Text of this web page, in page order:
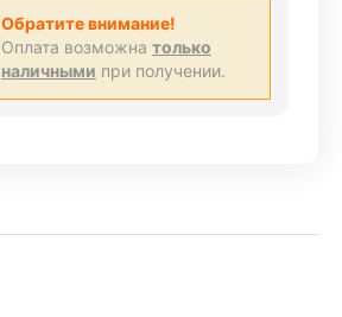
Обратите внимание!
Оплата возможна только
наличными при получении.